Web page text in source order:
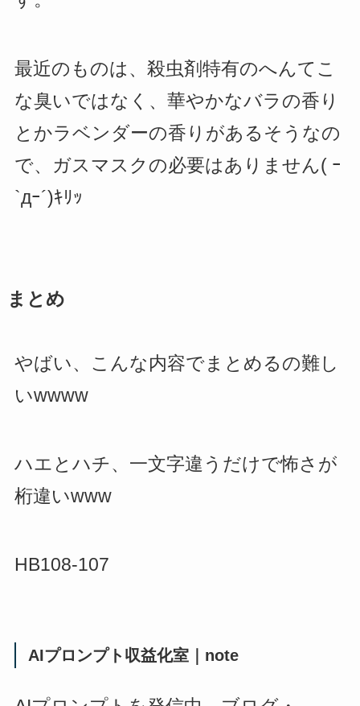
最近のものは、殺虫剤特有のへんてこ
な臭いではなく、華やかなバラの香り
とかラベンダーの香りがあるそうなの
で、ガスマスクの必要はありません( ｰ
`дｰ´)ｷﾘｯ
まとめ
やばい、こんな内容でまとめるの難し
いwwww
ハエとハチ、一文字違うだけで怖さが
桁違いwww
HB108-107
AIプロンプト収益化室｜note